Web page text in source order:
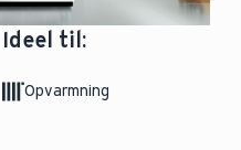
Ideel til:
Opvarmning